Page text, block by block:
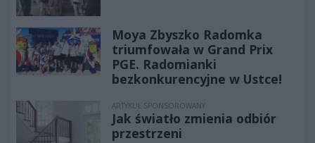
Moya Zbyszko Radomka
triumfowała w Grand Prix
PGE. Radomianki
bezkonkurencyjne w Ustce!
ARTYKUŁ SPONSOROWANY
Jak światło zmienia odbiór
przestrzeni